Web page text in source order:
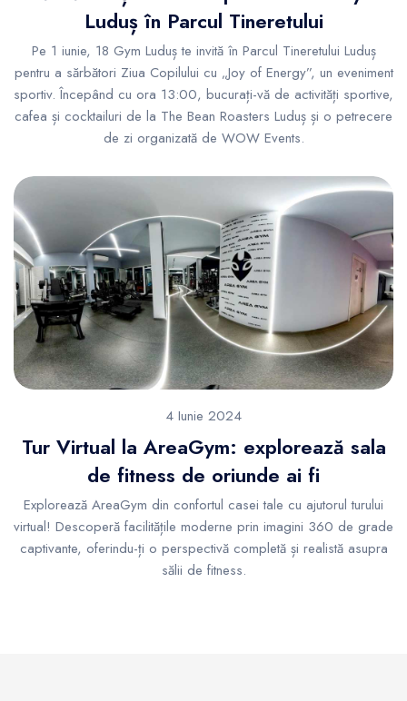
Luduș în Parcul Tineretului
Pe 1 iunie, 18 Gym Luduș te invită în Parcul Tineretului Luduș
pentru a sărbători Ziua Copilului cu „Joy of Energy”, un eveniment
sportiv. Începând cu ora 13:00, bucurați-vă de activități sportive,
cafea și cocktailuri de la The Bean Roasters Luduș și o petrecere
de zi organizată de WOW Events.
4 Iunie 2024
Tur Virtual la AreaGym: explorează sala
de fitness de oriunde ai fi
Explorează AreaGym din confortul casei tale cu ajutorul turului
virtual! Descoperă facilitățile moderne prin imagini 360 de grade
captivante, oferindu-ți o perspectivă completă și realistă asupra
sălii de fitness.